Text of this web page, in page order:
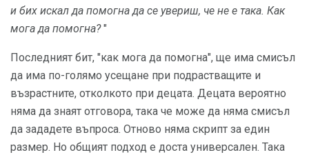
и бих искал да помогна да се увериш, че не е така. Как
мога да помогна?"
Последният бит, "как мога да помогна", ще има смисъл
да има по-голямо усещане при подрастващите и
възрастните, отколкото при децата. Децата вероятно
няма да знаят отговора, така че може да няма смисъл
да зададете въпроса. Отново няма скрипт за един
размер. Но общият подход е доста универсален. Така